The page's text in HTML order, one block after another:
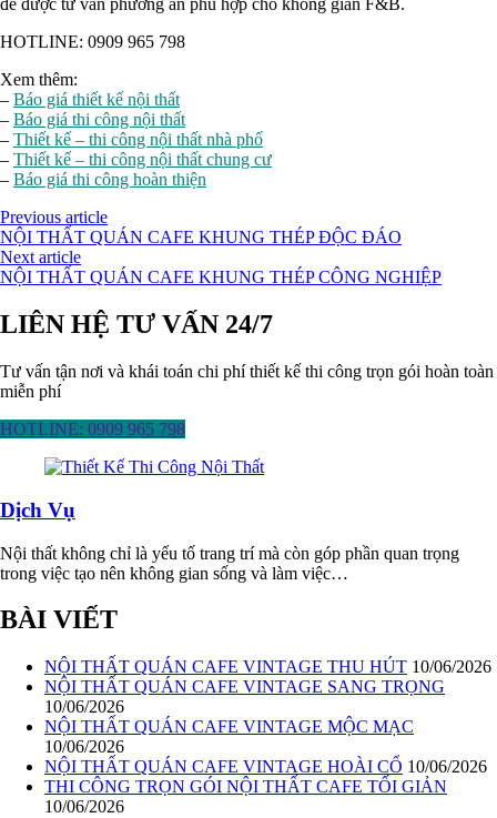
để được tư vấn phương án phù hợp cho không gian F&B.
HOTLINE: 0909 965 798
Xem thêm:
– Báo giá thiết kế nội thất
– Báo giá thi công nội thất
– Thiết kế – thi công nội thất nhà phố
– Thiết kế – thi công nội thất chung cư
– Báo giá thi công hoàn thiện
Previous article
NỘI THẤT QUÁN CAFE KHUNG THÉP ĐỘC ĐÁO
Next article
NỘI THẤT QUÁN CAFE KHUNG THÉP CÔNG NGHIỆP
LIÊN HỆ TƯ VẤN 24/7
Tư vấn tận nơi và khái toán chi phí thiết kế thi công trọn gói hoàn toàn
miễn phí
HOTLINE: 0909 965 798
Dịch Vụ
Nội thất không chỉ là yếu tố trang trí mà còn góp phần quan trọng
trong việc tạo nên không gian sống và làm việc…
BÀI VIẾT
NỘI THẤT QUÁN CAFE VINTAGE THU HÚT 10/06/2026
NỘI THẤT QUÁN CAFE VINTAGE SANG TRỌNG
10/06/2026
NỘI THẤT QUÁN CAFE VINTAGE MỘC MẠC
10/06/2026
NỘI THẤT QUÁN CAFE VINTAGE HOÀI CỔ 10/06/2026
THI CÔNG TRỌN GÓI NỘI THẤT CAFE TỐI GIẢN
10/06/2026